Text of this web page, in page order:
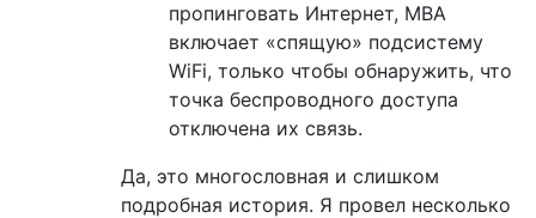
пропинговать Интернет, MBA
включает «спящую» подсистему
WiFi, только чтобы обнаружить, что
точка беспроводного доступа
отключена их связь.
Да, это многословная и слишком
подробная история. Я провел несколько